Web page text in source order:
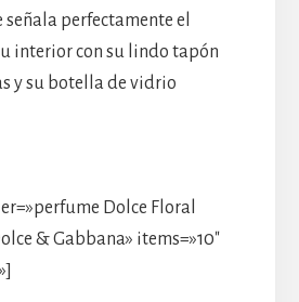
perfectamente el
interior con su lindo tapón
y su botella de vidrio
Dolce Floral
& Gabbana» items=»10″